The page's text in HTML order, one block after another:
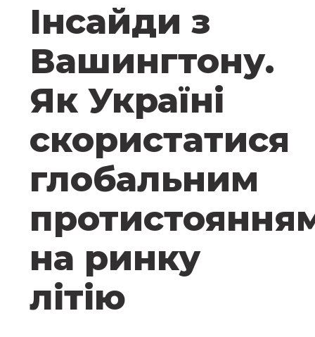
Інсайди з
Вашингтону.
Як Україні
скористатися
глобальним
на ринку
літію